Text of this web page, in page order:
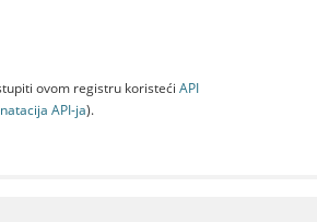
ovom registru koristeći API
API-jа).